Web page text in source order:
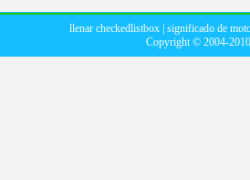
llenar checkedlistbox significado de
Copyright © 2004-